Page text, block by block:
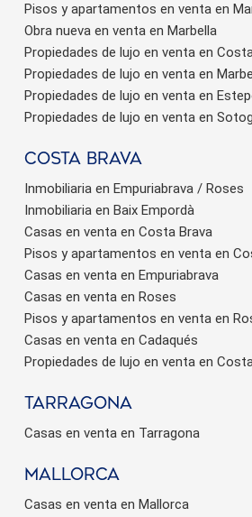
Pisos y apartamentos en venta en
Obra nueva en venta en Marbella
Propiedades de lujo en venta en
Propiedades de lujo en venta en
Propiedades de lujo en venta en
Propiedades de lujo en venta en
Costa brava
Inmobiliaria en Empuriabrava / Roses
Inmobiliaria en Baix Empordà
Casas en venta en Costa Brava
Pisos y apartamentos en venta en
Casas en venta en Empuriabrava
Casas en venta en Roses
Pisos y apartamentos en venta en
Casas en venta en Cadaqués
Propiedades de lujo en venta en
Tarragona
Casas en venta en Tarragona
Mallorca
Casas en venta en Mallorca